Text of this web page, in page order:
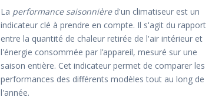
La performance saisonnièred'un climatiseur est un
indicateur clé à prendre en compte. Il s'agit du rapport
entre la quantité de chaleur retirée de l'air intérieur et
l'énergie consommée par l’appareil, mesuré sur une
saison entière. Cet indicateur permet de comparer les
performances des différents modèles tout au long de
l'année.